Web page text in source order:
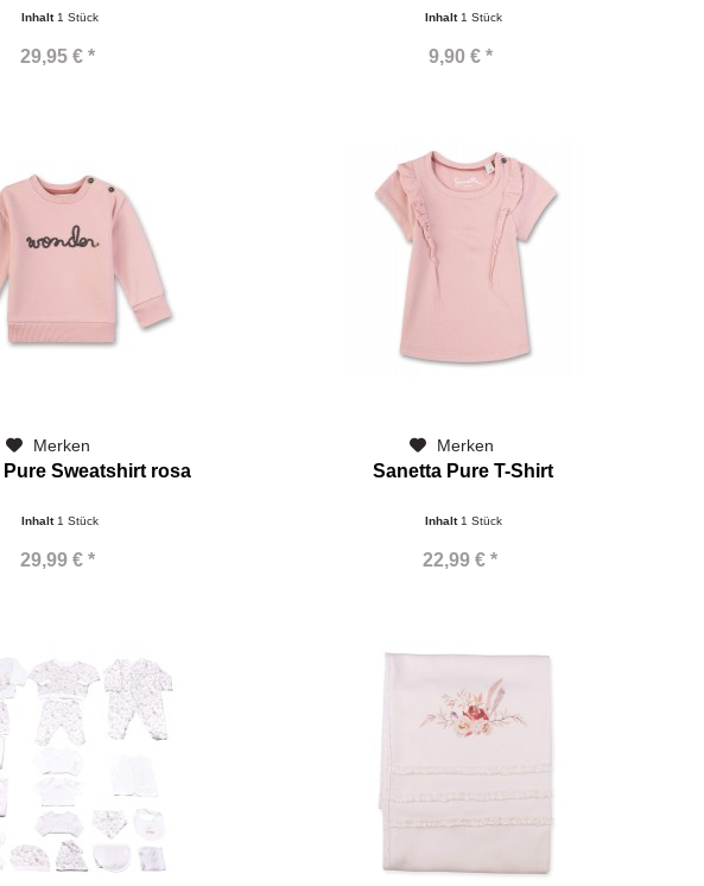
Inhalt 1 Stück
29,95 € *
Inhalt 1 Stück
9,90 € *
Merken
Sweatshirt rosa
Inhalt1 Stück
29,99 € *
Merken
Sanetta Pure T-Shirt
Inhalt1 Stück
22,99 € *